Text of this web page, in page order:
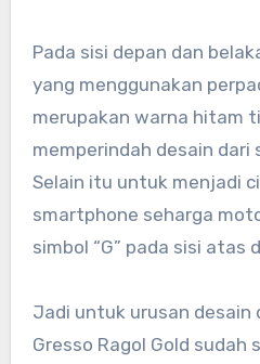
Pada sisi depan dan
yang menggunakan
merupakan warna hitam
memperindah desain dari
Selain itu untuk menjadi
smartphone seharga
simbol “G” pada sisi atas
Jadi untuk urusan desain
Gresso Ragol Gold sudah